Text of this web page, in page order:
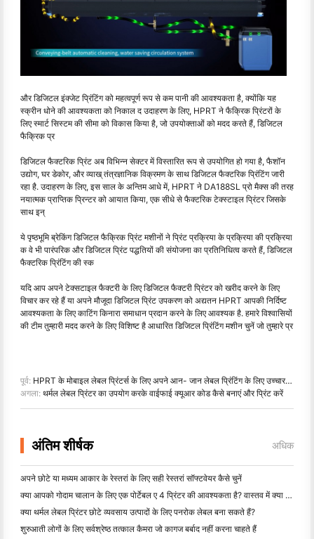
और डिजिटल इंक्जेट प्रिंटिंग को महत्वपूर्ण रूप से कम पानी की आवश्यकता है, क्योंकि यह
स्क्रीन धोने की आवश्यकता को निकाल द उदाहरण के लिए, HPRT ने फैक्रिक प्रिंटरों के
लिए स्मार्ट सिस्टम की सीमा को विकास किया है, जो उपयोक्ताओं को मदद करते हैं, डिजिटल
फैक्रिक प्र
डिजिटल फैक्टरिक प्रिंट अब विभिन्न सेक्टर में विस्तारित रूप से उपयोगित हो गया है, फैशॉन
उद्योग, घर डेकोर, और व्याख् तंत्रज्ञानिक विक्रमण के साथ डिजिटल फैक्टरिक प्रिंटिंग जारी
रहा है. उदाहरण के लिए, इस साल के अन्तिम आधे में, HPRT ने DA188SL प्रो मैक्स की तरह
नयात्मक प्राप्तिक प्रिन्टर को आयात किया, एक सीधे से फैक्टरिक टेक्स्टाइल प्रिंटर जिसके
साथ इन्
ये पृष्ठभूमि ब्रेकिंग डिजिटल फैक्रिक प्रिंट मशीनों ने प्रिंट प्रक्रिया के प्रक्रिया की प्रक्रिया
क वे भी पारंपरिक और डिजिटल प्रिंट पद्धतियों की संयोजना का प्रतिनिधित्व करते हैं, डिजिटल
फैक्टरिक प्रिंटिंग की स्क
यदि आप अपने टेक्सटाइल फैक्टरी के लिए डिजिटल फैक्टरी प्रिंटर को खरीद करने के लिए
विचार कर रहे हैं या अपने मौजूदा डिजिटल प्रिंट उपकरण को अद्यतन HPRT आपकी निर्दिष्ट
आवश्यकता के लिए काटिंग किनारा समाधान प्रदान करने के लिए आवश्यक है. हमारे विश्वासियों
की टीम तुम्हारी मदद करने के लिए विशिष्ट है आधारित डिजिटल प्रिंटिंग मशीन चुनें जो तुम्हारे प्र
पूर्व: HPRT के मोबाइल लेबल प्रिंटर्स के लिए अपने आन- जान लेबल प्रिंटिंग के लिए उच्चारण के लिए
अगला: थर्मल लेबल प्रिंटर का उपयोग करके वाईफाई क्यूआर कोड कैसे बनाएं और प्रिंट करें
अंतिम शीर्षक अधिक
अपने छोटे या मध्यम आकार के रेस्तरां के लिए सही रेस्तरां सॉफ्टवेयर कैसे चुनें
क्या आपको गोदाम चालान के लिए एक पोर्टेबल ए 4 प्रिंटर की आवश्यकता है? वास्तव में क्या काम करता है
क्या थर्मल लेबल प्रिंटर छोटे व्यवसाय उत्पादों के लिए पनरोक लेबल बना सकते हैं?
शुरुआती लोगों के लिए सर्वश्रेष्ठ तत्काल कैमरा जो कागज बर्बाद नहीं करना चाहते हैं